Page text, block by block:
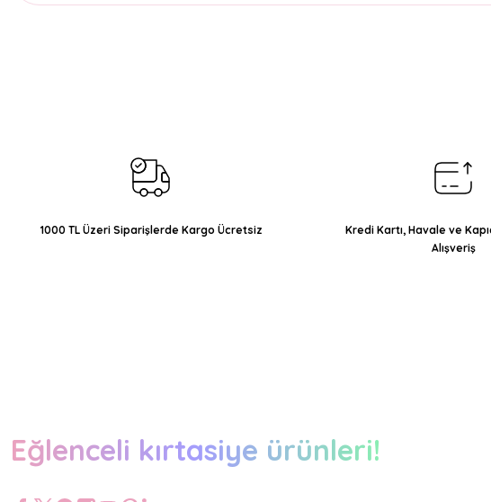
Ürün fiyatı diğer sitelerden daha pahalı.
Bu ürüne benzer farklı alternatifler olmalı.
1000 TL Üzeri Siparişlerde Kargo Ücretsiz
Kredi Kartı, Havale ve
Alışveriş
Eğlenceli kırtasiye ürünleri!